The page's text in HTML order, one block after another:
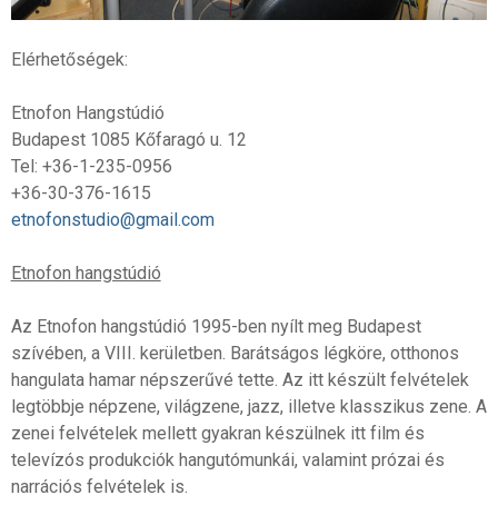
Elérhetőségek:
Etnofon Hangstúdió
Budapest 1085 Kőfaragó u. 12
Tel: +36-1-235-0956
+36-30-376-1615
etnofonstudio@gmail.com
Etnofon hangstúdió
Az Etnofon hangstúdió 1995-ben nyílt meg Budapest
szívében, a VIII. kerületben. Barátságos légköre, otthonos
hangulata hamar népszerűvé tette. Az itt készült felvételek
legtöbbje népzene, világzene, jazz, illetve klasszikus zene. A
zenei felvételek mellett gyakran készülnek itt film és
televízós produkciók hangutómunkái, valamint prózai és
narrációs felvételek is.